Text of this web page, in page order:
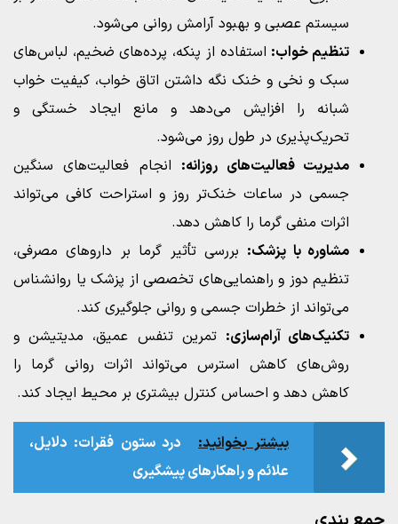
سیستم عصبی و بهبود آرامش روانی می‌شود.
تنظیم خواب: استفاده از پنکه، پرده‌های ضخیم، لباس‌های
سبک و نخی و خنک نگه داشتن اتاق خواب، کیفیت خواب
شبانه را افزایش می‌دهد و مانع ایجاد خستگی و
تحریک‌پذیری در طول روز می‌شود.
مدیریت فعالیت‌های روزانه: انجام فعالیت‌های سنگین
جسمی در ساعات خنک‌تر روز و استراحت کافی می‌تواند
اثرات منفی گرما را کاهش دهد.
مشاوره با پزشک: بررسی تأثیر گرما بر داروهای مصرفی،
تنظیم دوز و راهنمایی‌های تخصصی از پزشک یا روانشناس
می‌تواند از خطرات جسمی و روانی جلوگیری کند.
تکنیک‌های آرام‌سازی: تمرین تنفس عمیق، مدیتیشن و
روش‌های کاهش استرس می‌تواند اثرات روانی گرما را
کاهش دهد و احساس کنترل بیشتری بر محیط ایجاد کند.
بیشتر بخوانید:
درد ستون فقرات: دلایل،
علائم و راهکارهای پیشگیری